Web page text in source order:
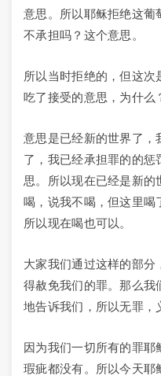
意思。所以耶稣拒绝这葡
不承担吗？这个意思。
所以当时拒绝的，但这
吃了接受的意思，为什么
意思是已经新的世界了，
了，我已经承担罪的的
思。所以现在已经是新的
喝，说我不喝，但这里喝
所以现在喝也可以。
大家我们通过这样的部分
得赦免我们的罪。那么我
地告诉我们，所以无罪，
因为我们一切所有的罪耶
瑕疵都没有。所以今天耶